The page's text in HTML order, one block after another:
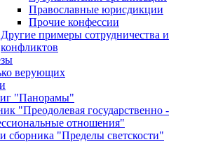
Православные юрисдикции
Прочие конфессии
Другие примеры сотрудничества и
конфликтов
верующих
"Панорамы"
"Преодолевая государственно -
отношения"
сборника "Пределы светскости"